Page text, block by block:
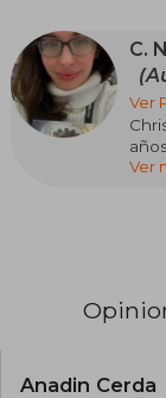
C.
Ver
Ver
Anadin Cerda